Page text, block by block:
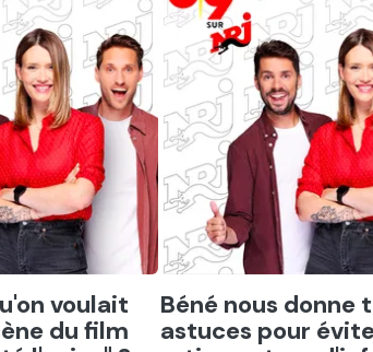
voulait
du film
Ecouter
Béné nous donne
astuces pour